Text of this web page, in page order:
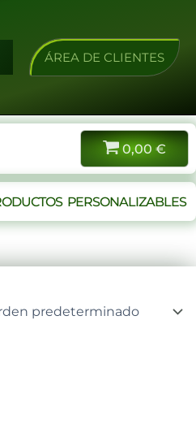
ÁREA DE CLIENTES
0,00 €
PERSONALIZABLES